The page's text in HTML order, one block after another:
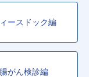
ースドック編
がん検診編